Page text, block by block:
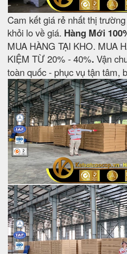
Cam kết giá rẻ nhất thị
khỏi lo về giá. Hàng Mới
MUA HÀNG TẠI KHO. MUA
KIỆM TỪ 20% - 40%. Vận
toàn quốc - phục vụ tận tâm,